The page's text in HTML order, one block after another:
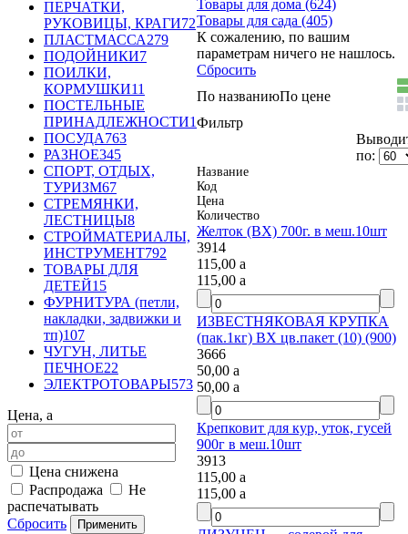
ПЕРЧАТКИ,
РУКОВИЦЫ, КРАГИ72
ПЛАСТМАССА279
ПОДОЙНИКИ7
ПОИЛКИ,
КОРМУШКИ11
ПОСТЕЛЬНЫЕ
ПРИНАДЛЕЖНОСТИ1
ПОСУДА763
РАЗНОЕ345
СПОРТ, ОТДЫХ,
ТУРИЗМ67
СТРЕМЯНКИ,
ЛЕСТНИЦЫ8
СТРОЙМАТЕРИАЛЫ,
ИНСТРУМЕНТ792
ТОВАРЫ ДЛЯ
ДЕТЕЙ15
ФУРНИТУРА (петли,
накладки, задвижки и
тп)107
ЧУГУН, ЛИТЬЕ
ПЕЧНОЕ22
ЭЛЕКТРОТОВАРЫ573
Цена,a
Цена снижена
Распродажа
Не
распечатывать
Сбросить
Товары для дома (624)
Товары для сада (405)
К сожалению, по вашим
параметрам ничего не нашлось.
Сбросить
По названиюПо цене
Фильтр
по:
Название
Код
Цена
Количество
Желток (ВХ) 700г. в меш.10шт
3914
115,00a
115,00a
ИЗВЕСТНЯКОВАЯ КРУПКА
(пак.1кг) ВХ цв.пакет (10) (900)
3666
50,00a
50,00a
Крепковит для кур, уток, гусей
900г в меш.10шт
3913
115,00a
115,00a